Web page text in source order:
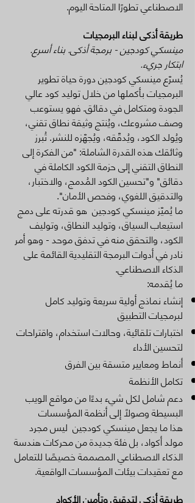
الاصطناعي تطورًا المتاحة اليوم.
طريقة أذكى لبناء البرمجيات
مينسكي كودجين - برمجة أذكى. بناء أسرع.
ابتكار جريء.
يُسرّع مينسكي كودجين دورة حياة تطوير
البرمجيات بأكملها من خلال توليد كود عالي
الجودة ومتكامل في دقائق. فهو يستوعب
وصف مشروعك، ويُنتج وثيقة نطاق تقني،
ويُولد الكود، ويُدقّقه، ويُجهّزه للنشر. تُبرز
وثائقك هذه القدرة الشاملة: "من الفكرة إلى
النطاق التقني إلى حزمة الكود الكاملة في
دقائق" و"تحسين الكود المُدمج، والاختبار،
والتدقيق اللغوي، وفحص الأمان".
ما يُميّز مينسكي كودجين هو قدرته على دمج
استيعاب السياق، وتوليد النطاق، وتوليف
الكود، والتحقق منه في تدفق موحد - وهو أمر
نادر في أدوات البرمجة التقليدية القائمة على
الذكاء الاصطناعي.
ما يُقدمه:
إنشاء نماذج أولية سريعة وتوليد كامل
لبرمجيات التطبيق
اختبارات تلقائية، وحالات استخدام، واقتراحات
لتحسين الأداء
أنماط ومعايير متسقة بين الفرق
تكامل الأنظمة
دعم شامل لكل شيء بدءًا من مواقع الويب
البسيطة وصولًا إلى أنظمة المؤسسات
هذا ما يجعل مينسكي كودجين ليس مجرد
مولد أكواد، بل فئة جديدة من محركات هندسة
الذكاء الاصطناعي المصممة خصيصًا للتعامل
مع تعقيدات بيئات المؤسسات الواقعية.
طريقة أذكى لتدقيق وتأمين الأكواد